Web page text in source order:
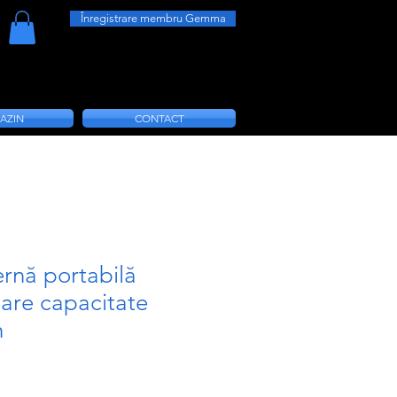
Înregistrare membru Gemma
CONTACT
portabilă
capacitate